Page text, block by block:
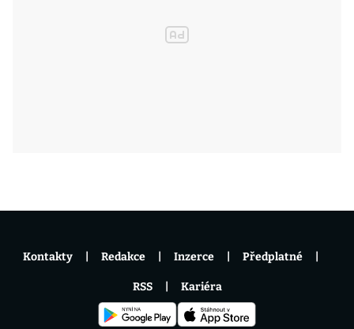
Kontakty Redakce Inzerce Předplatné
RSS Kariéra